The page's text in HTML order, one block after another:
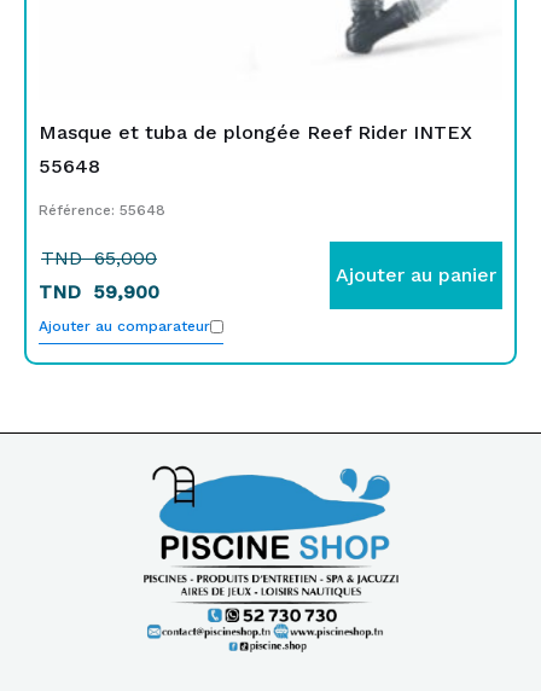
Masque et tuba de plongée Reef Rider INTEX
55648
Référence: 55648
TND65,000
TND 59,900
Ajouter au panier
Ajouter au comparateur